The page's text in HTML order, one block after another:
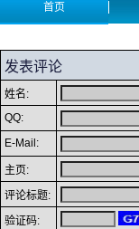
首页
发表评论
姓名:
QQ:
E-Mail:
主页:
评论标题:
验证码: